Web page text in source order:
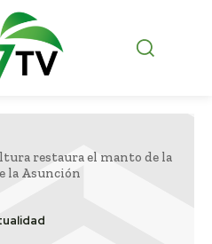
restaura el manto de la
la Asunción